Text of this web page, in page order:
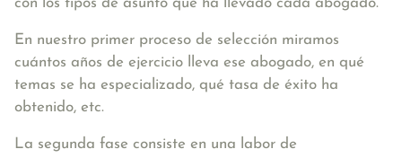
con los tipos de asunto que ha llevado cada abogado.
En nuestro primer proceso de selección miramos
cuántos años de ejercicio lleva ese abogado, en qué
temas se ha especializado, qué tasa de éxito ha
obtenido, etc.
La segunda fase consiste en una labor de